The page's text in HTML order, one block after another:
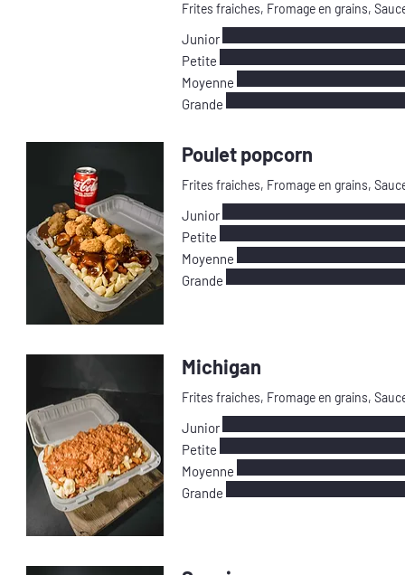
Frites fraiches, Fromage en grains,
Junior
Petite
Moyenne
Grande
Poulet popcorn
Frites fraiches, Fromage en grains,
Junior
Petite
Moyenne
Grande
Michigan
Frites fraiches, Fromage en grains,
Junior
Petite
Moyenne
Grande